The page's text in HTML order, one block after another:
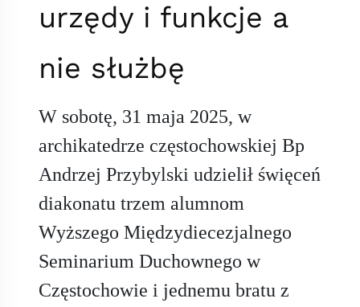
urzędy i funkcje a
nie służbę
W sobotę, 31 maja 2025, w
archikatedrze częstochowskiej Bp
Andrzej Przybylski udzielił święceń
diakonatu trzem alumnom
Wyższego Międzydiecezjalnego
Seminarium Duchownego w
Częstochowie i jednemu bratu z